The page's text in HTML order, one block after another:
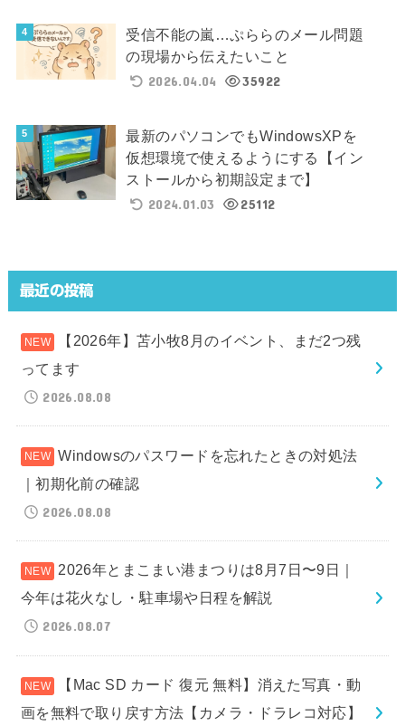
受信不能の嵐…ぷららのメール問題
の現場から伝えたいこと
2026.04.04
35922
最新のパソコンでもWindowsXPを
仮想環境で使えるようにする【イン
ストールから初期設定まで】
2024.01.03
25112
最近の投稿
【2026年】苫小牧8月のイベント、まだ2つ残
ってます
2026.08.08
Windowsのパスワードを忘れたときの対処法
｜初期化前の確認
2026.08.08
2026年とまこまい港まつりは8月7日〜9日｜
今年は花火なし・駐車場や日程を解説
2026.08.07
【Mac SD カード 復元 無料】消えた写真・動
画を無料で取り戻す方法【カメラ・ドラレコ対応】